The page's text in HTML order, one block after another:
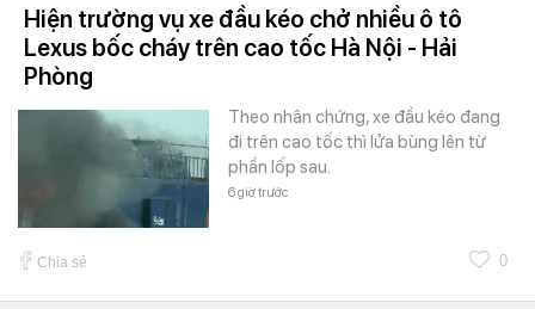
Hiện trường vụ xe đầu kéo chở nhiều ô tô
Lexus bốc cháy trên cao tốc Hà Nội - Hải
Phòng
Theo nhân chứng, xe đầu kéo đang
đi trên cao tốc thì lửa bùng lên từ
phần lốp sau.
6 giờ trước
Chia sẻ 0